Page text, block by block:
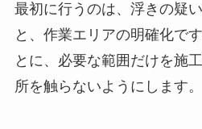
最初に行うのは、浮きの疑
と、作業エリアの明確化で
とに、必要な範囲だけを施
所を触らないようにします。